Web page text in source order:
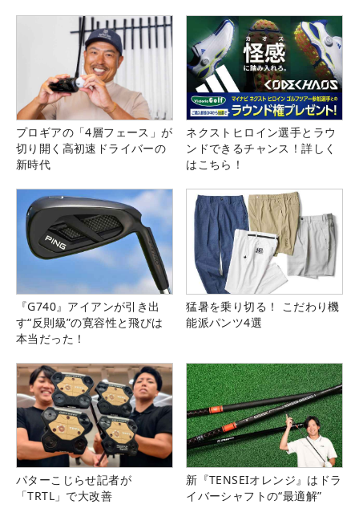
プロギアの「4層フェース」が
切り開く高初速ドライバーの
新時代
ネクストヒロイン選手とラウ
ンドできるチャンス！詳しく
はこちら！
『G740』アイアンが引き出
す“反則級”の寛容性と飛びは
本当だった！
猛暑を乗り切る！ こだわり機
能派パンツ4選
パターこじらせ記者が
「TRTL」で大改善
新『TENSEIオレンジ』はドラ
イバーシャフトの“最適解”